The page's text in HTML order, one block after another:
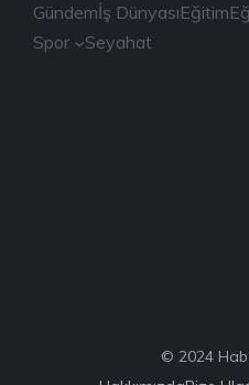
Gündemİş DünyasıEğitim
Spor
Seyahat
© 2024